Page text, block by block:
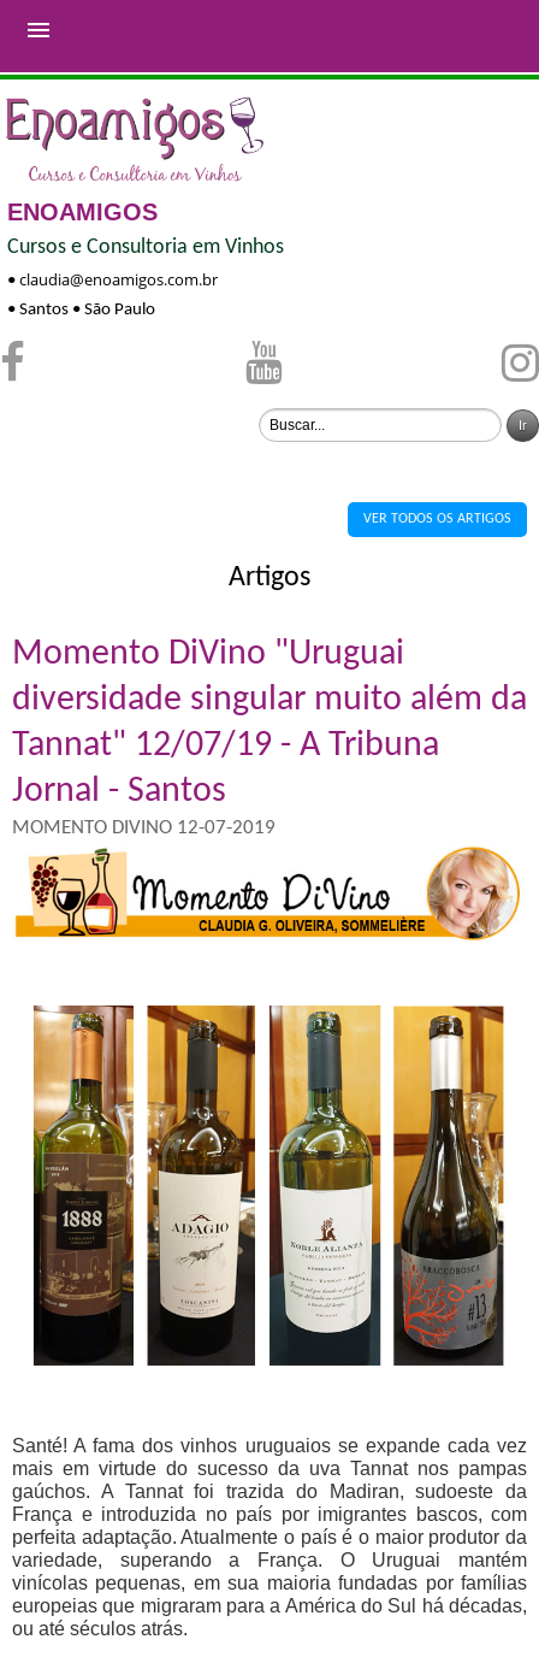

ENOAMIGOS
Cursos e Consultoria em Vinhos
• claudia@enoamigos.com.br
• Santos • São Paulo
Artigos
VER TODOS OS ARTIGOS
Momento DiVino "Uruguai
diversidade singular muito além da
Tannat" 12/07/19 - A Tribuna
Jornal - Santos
MOMENTO DIVINO 12-07-2019
Santé! A fama dos vinhos uruguaios se expande cada vez
mais em virtude do sucesso da uva Tannat nos pampas
gaúchos. A Tannat foi trazida do Madiran, sudoeste da
França e introduzida no país por imigrantes bascos, com
perfeita adaptação. Atualmente o país é o maior produtor da
variedade, superando a França. O Uruguai mantém
vinícolas pequenas, em sua maioria fundadas por famílias
europeias que migraram para a América do Sul há décadas,
ou até séculos atrás.